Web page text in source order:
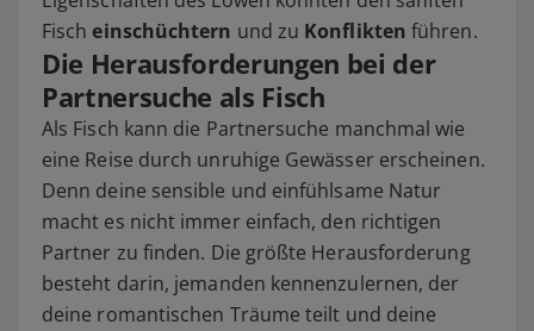
Fischeinschüchtern und zu Konflikten führen.
Die Herausforderungen bei der
Partnersuche als Fisch
Als Fisch kann die Partnersuche manchmal wie
eine Reise durch unruhige Gewässer erscheinen.
Denn deine sensible und einfühlsame Natur
macht es nicht immer einfach, den richtigen
Partner zu finden. Die größte Herausforderung
besteht darin, jemanden kennenzulernen, der
deine romantischen Träume teilt und deine